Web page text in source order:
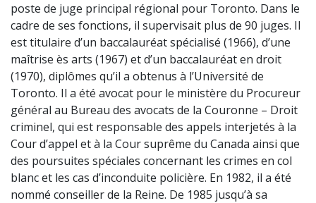
poste de juge principal régional pour Toronto. Dans le
cadre de ses fonctions, il supervisait plus de 90 juges. Il
est titulaire d’un baccalauréat spécialisé (1966), d’une
maîtrise ès arts (1967) et d’un baccalauréat en droit
(1970), diplômes qu’il a obtenus à l’Université de
Toronto. Il a été avocat pour le ministère du Procureur
général au Bureau des avocats de la Couronne – Droit
criminel, qui est responsable des appels interjetés à la
Cour d’appel et à la Cour suprême du Canada ainsi que
des poursuites spéciales concernant les crimes en col
blanc et les cas d’inconduite policière. En 1982, il a été
nommé conseiller de la Reine. De 1985 jusqu’à sa